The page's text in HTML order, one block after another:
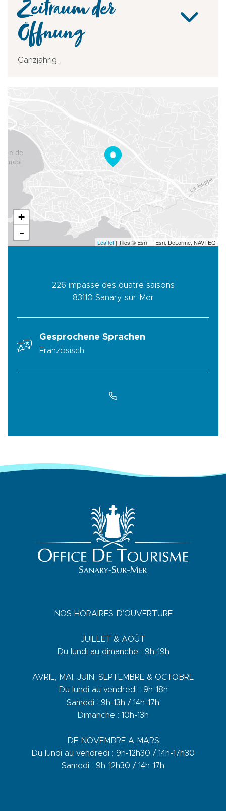
Zeitraum der
Öffnung
Ganzjährig.
+
-
Leaflet | Tiles © Esri — Esri, DeLorme, NAVTEQ
226 impasse des quatre saisons
83110 Sanary-sur-Mer
Gesprochene Sprachen
Französisch
NOS HORAIRES D’OUVERTURE
JUILLET & AOÛT
Du lundi au dimanche : 9h-19h
AVRIL, MAI, JUIN, SEPTEMBRE & OCTOBRE
Du lundi au vendredi : 9h-18h
Samedi : 9h-13h / 14h-17h
Dimanche : 10h-13h
DE NOVEMBRE A MARS
Du lundi au vendredi : 9h-12h30 / 14h-17h30
Samedi : 9h-12h30 / 14h-17h